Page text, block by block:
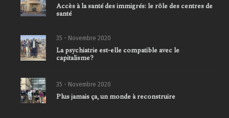
Accès à la santé des immigrés: le rôle des centres de
santé
35 - Novembre 2020
La psychiatrie est-elle compatible avec le
capitalisme?
35 - Novembre 2020
Plus jamais ça, un monde à reconstruire